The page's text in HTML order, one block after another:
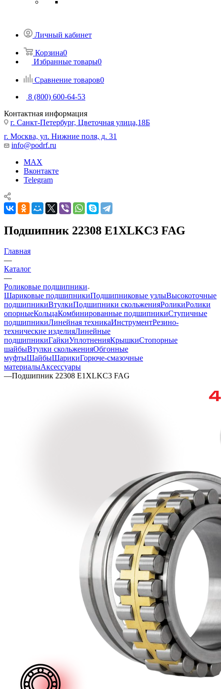
Личный кабинет
Корзина0
Избранные товары0
Сравнение товаров0
8 (800) 600-64-53
Контактная информация
г. Санкт-Петербург, Цветочная улица,18Б
г. Москва, ул. Нижние поля, д. 31
info@podrf.ru
MAX
Вконтакте
Telegram
Подшипник 22308 E1XLKC3 FAG
Главная
—
Каталог
—
Роликовые подшипники
Шариковые подшипникиПодшипниковые узлыВысокоточные
подшипникиВтулкиПодшипники скольженияРоликиРолики
опорныеКольцаКомбинированные подшипникиСтупичные
подшипникиЛинейная техникаИнструментРезино-
технические изделияЛинейные
подшипникиГайкиУплотненияКрышкиСтопорные
шайбыВтулки скольженияОбгонные
муфтыШайбыШарикиГорюче-смазочные
материалыАксессуары
—Подшипник 22308 E1XLKC3 FAG